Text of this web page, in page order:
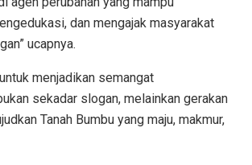
dan mengajak masyarakat
ucapnya.
menjadikan semangat
sekadar slogan, melainkan gerakan
Tanah Bumbu yang maju, makmur,